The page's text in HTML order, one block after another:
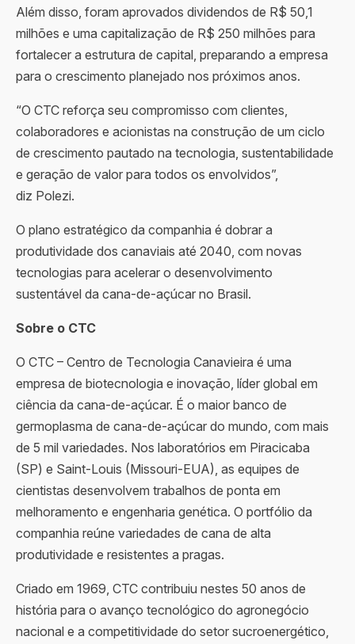
Além disso, foram aprovados dividendos de R$ 50,1
milhões e uma capitalização de R$ 250 milhões para
fortalecer a estrutura de capital, preparando a empresa
para o crescimento planejado nos próximos anos.
“O CTC reforça seu compromisso com clientes,
colaboradores e acionistas na construção de um ciclo
de crescimento pautado na tecnologia, sustentabilidade
e geração de valor para todos os envolvidos”,
diz Polezi.
O plano estratégico da companhia é dobrar a
produtividade dos canaviais até 2040, com novas
tecnologias para acelerar o desenvolvimento
sustentável da cana-de-açúcar no Brasil.
Sobre o CTC
O CTC – Centro de Tecnologia Canavieira é uma
empresa de biotecnologia e inovação, líder global em
ciência da cana-de-açúcar. É o maior banco de
germoplasma de cana-de-açúcar do mundo, com mais
de 5 mil variedades. Nos laboratórios em Piracicaba
(SP) e Saint-Louis (Missouri-EUA), as equipes de
cientistas desenvolvem trabalhos de ponta em
melhoramento e engenharia genética. O portfólio da
companhia reúne variedades de cana de alta
produtividade e resistentes a pragas.
Criado em 1969, CTC contribuiu nestes 50 anos de
história para o avanço tecnológico do agronegócio
nacional e a competitividade do setor sucroenergético,